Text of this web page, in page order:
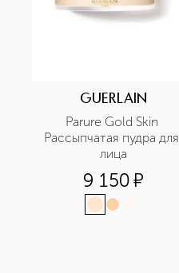
GUERLAIN
Parure Gold Skin
Рассыпчатая пудра для
лица
9 150¤